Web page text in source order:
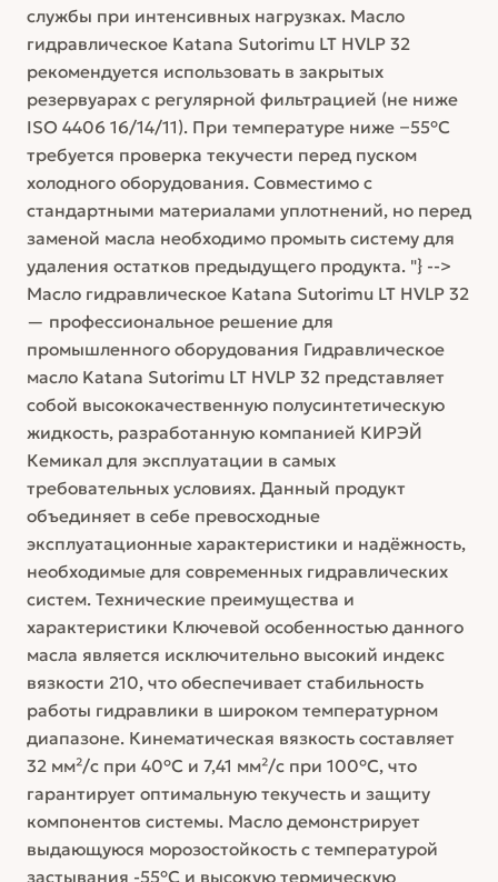
службы при интенсивных нагрузках. Масло
гидравлическое Katana Sutorimu LT HVLP 32
рекомендуется использовать в закрытых
резервуарах с регулярной фильтрацией (не ниже
ISO 4406 16/14/11). При температуре ниже −55°C
требуется проверка текучести перед пуском
холодного оборудования. Совместимо с
стандартными материалами уплотнений, но перед
заменой масла необходимо промыть систему для
удаления остатков предыдущего продукта. "} -->
Масло гидравлическое Katana Sutorimu LT HVLP 32
— профессиональное решение для
промышленного оборудования Гидравлическое
масло Katana Sutorimu LT HVLP 32 представляет
собой высококачественную полусинтетическую
жидкость, разработанную компанией КИРЭЙ
Кемикал для эксплуатации в самых
требовательных условиях. Данный продукт
объединяет в себе превосходные
эксплуатационные характеристики и надёжность,
необходимые для современных гидравлических
систем. Технические преимущества и
характеристики Ключевой особенностью данного
масла является исключительно высокий индекс
вязкости 210, что обеспечивает стабильность
работы гидравлики в широком температурном
диапазоне. Кинематическая вязкость составляет
32 мм²/с при 40°С и 7,41 мм²/с при 100°С, что
гарантирует оптимальную текучесть и защиту
компонентов системы. Масло демонстрирует
выдающуюся морозостойкость с температурой
застывания -55°С и высокую термическую